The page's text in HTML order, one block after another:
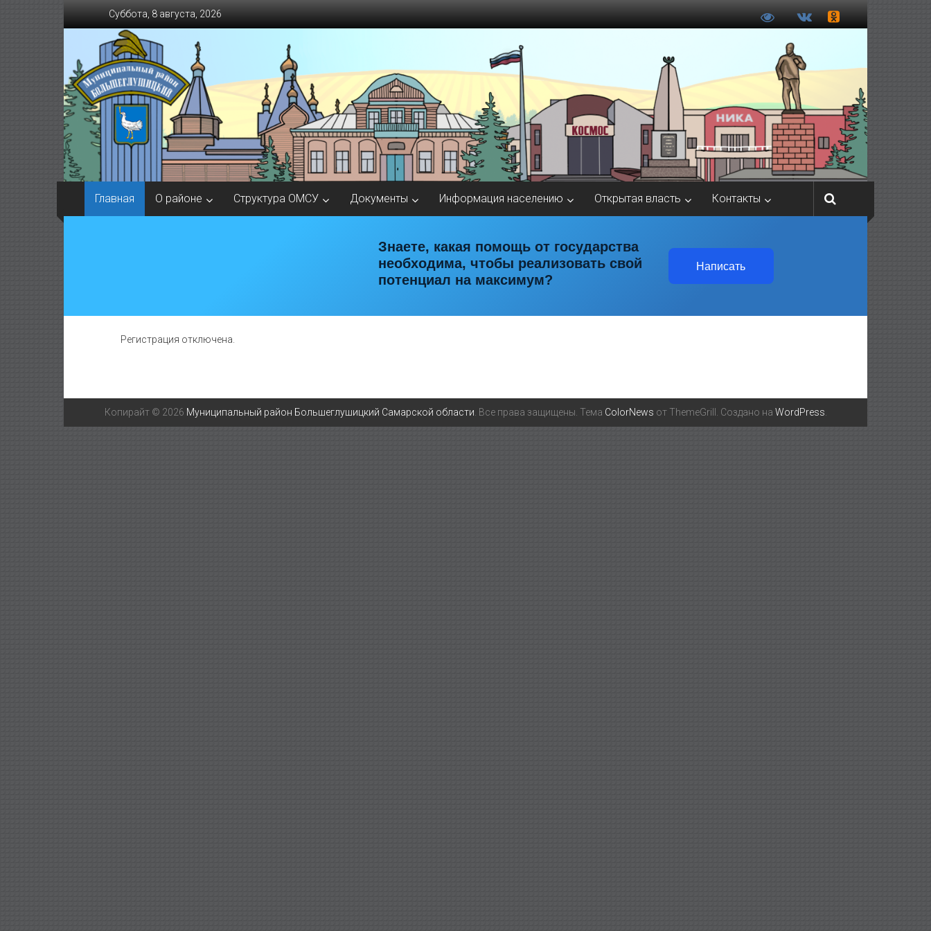
содержимому
Суббота, 8 августа, 2026
Главная О районе Структура ОМСУ Документы Информация населению Открытая власть Контакты
Знаете, какая помощь от государства
необходима, чтобы реализовать свой
потенциал на максимум?
Написать
Регистрация отключена.
Копирайт © 2026 Муниципальный район Большеглушицкий Самарской области. Все права защищены. Тема ColorNews от ThemeGrill. Создано на WordPress.